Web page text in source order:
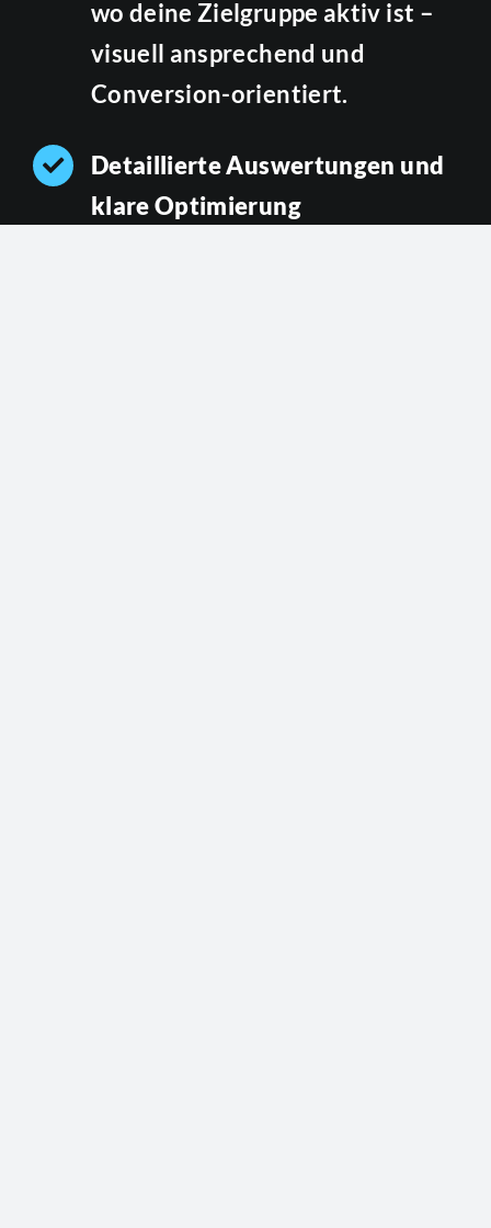
wo deine Zielgruppe aktiv ist –
visuell ansprechend und
Conversion-orientiert.
Detaillierte Auswertungen und
klare Optimierung